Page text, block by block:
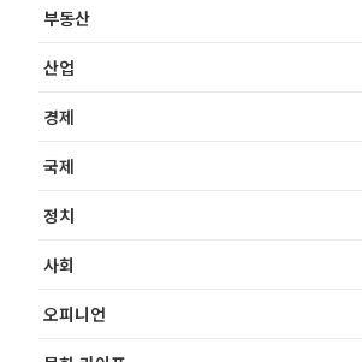
부동산
산업
경제
국제
정치
사회
오피니언